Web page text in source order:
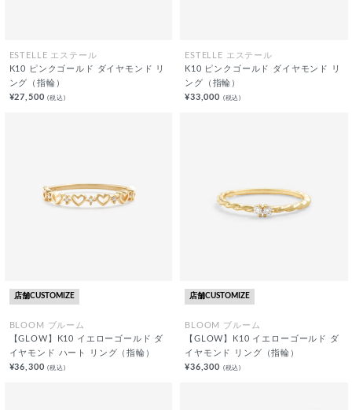
ESTELLE エステール
K10 ピンクゴールド ダイヤモンド リ
ング（指輪）
¥27,500(税込)
ESTELLE エステール
K10 ピンクゴールド ダイヤモンド リ
ング（指輪）
¥33,000 (税込)
店舗CUSTOMIZE
BLOOM ブルーム
【GLOW】K10 イエローゴールド ダ
イヤモンド ハート リング（指輪）
¥36,300(税込)
店舗CUSTOMIZE
BLOOM ブルーム
【GLOW】K10 イエローゴールド ダ
イヤモンド リング（指輪）
¥36,300 (税込)